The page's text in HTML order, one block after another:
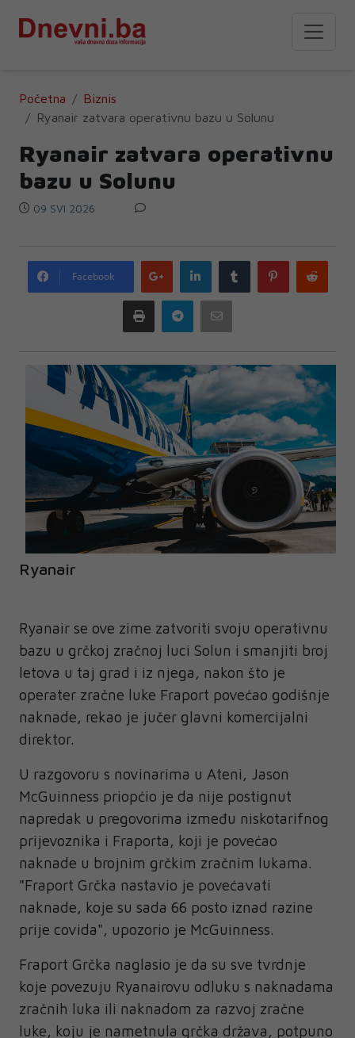
Početna
Biznis
Ryanair zatvara operativnu bazu u Solunu
Ryanair zatvara operativnu
bazu u Solunu
09 SVI 2026
Facebook
Google
plus
LinkedIn Tumblr Pinterest
Print Telegram
Ryanair
Ryanair se ove zime zatvoriti svoju operativnu
bazu u grčkoj zračnoj luci Solun i smanjiti broj
letova u taj grad i iz njega, nakon što je
operater zračne luke Fraport povećao godišnje
naknade, rekao je jučer glavni komercijalni
direktor.
U razgovoru s novinarima u Ateni, Jason
McGuinness priopćio je da nije postignut
napredak u pregovorima između niskotarifnog
prijevoznika i Fraporta, koji je povećao
naknade u brojnim grčkim zračnim lukama.
"Fraport Grčka nastavio je povećavati
naknade, koje su sada 66 posto iznad razine
prije covida", upozorio je McGuinness.
Fraport Grčka naglasio je da su sve tvrdnje
koje povezuju Ryanairovu odluku s naknadama
zračnih luka ili naknadom za razvoj zračne
luke, koju je nametnula grčka država, potpuno